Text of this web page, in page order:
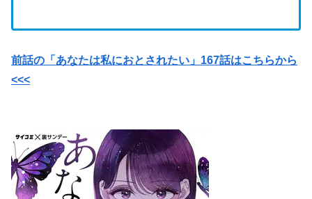
前話の「あなたは私におとされたい」167話はこちらから
<<<